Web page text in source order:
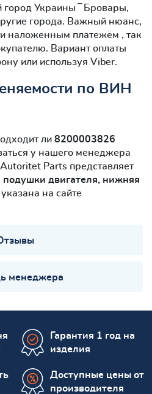
город Украины ‾ Бровары,
города. Важный нюанс,
наложенным платежём , так
Вариант оплаты
или используя Viber.
по ВИН
ли 8200003826
у нашего менеджера
Parts представляет
подушки двигателя, нижняя
на сайте
менеджера
Гарантия 1 год на
изделия
Доступные цены от
производителя